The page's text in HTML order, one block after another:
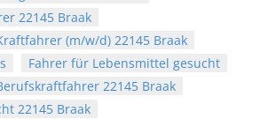
22145 Braak
(m/w/d) 22145 Braak
Fahrer für Lebensmittel gesucht
22145 Braak
22145 Braak